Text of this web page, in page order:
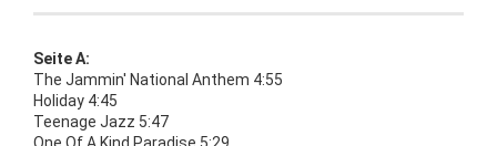
Seite A:
The Jammin' National Anthem 4:55
Holiday 4:45
Teenage Jazz 5:47
One Of A Kind Paradise 5:29